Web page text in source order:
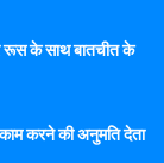
रूस के साथ बातचीत के
काम करने की अनुमति देता